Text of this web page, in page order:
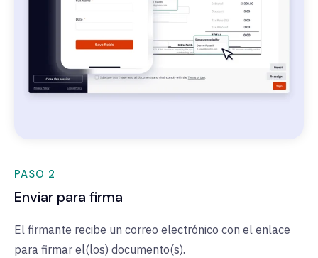
PASO 2
Enviar para firma
El firmante recibe un correo electrónico con el enlace
para firmar el(los) documento(s).